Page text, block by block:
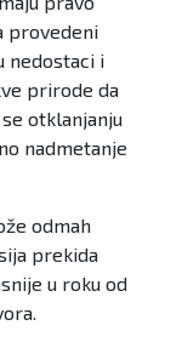
provedeni
nedostaci i
prirode da
otklanjanju
nadmetanje
odmah
prekida
u roku od